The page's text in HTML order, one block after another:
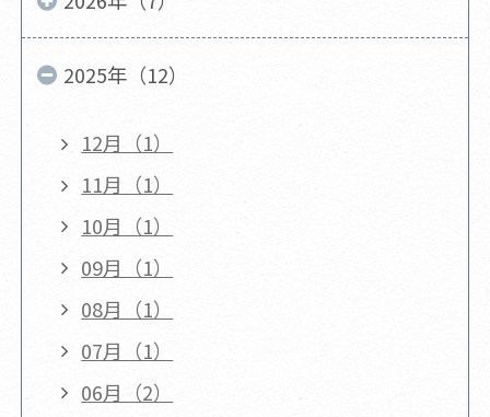
2025年（12）
12月（1）
11月（1）
10月（1）
09月（1）
08月（1）
07月（1）
06月（2）